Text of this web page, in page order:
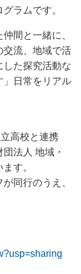
ラムです。
間と一緒に、
交流、地域で活
した探究活動な
」日常をリアル
高校と連携
法人 地域・
す。
同行のうえ、